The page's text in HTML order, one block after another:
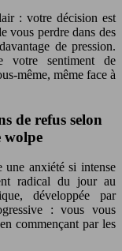
: votre décision est
vous perdre dans des
de pression.
votre sentiment de
même, même face à
de refus selon
wolpe
une anxiété si intense
radical du jour au
développée par
: vous vous
commençant par les